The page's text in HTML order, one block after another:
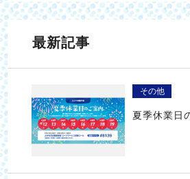
最新記事
その他
夏季休業日